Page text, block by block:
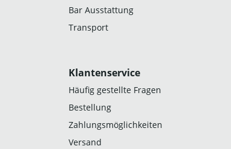
Bar Ausstattung
Transport
Klantenservice
Häufig gestellte Fragen
Bestellung
Zahlungsmöglichkeiten
Versand